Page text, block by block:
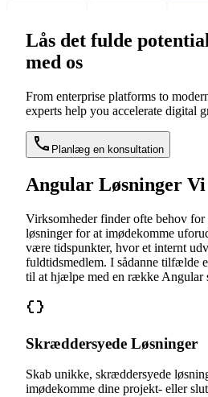
Lås det fulde
med os
From enterprise platforms to
experts help you accelerate digital
Planlæg en konsultation
Angular Løsninger
Virksomheder finder ofte behov
løsninger for at imødekomme
være tidspunkter, hvor et internt
fuldtidsmedlem. I sådanne tilfælde
til at hjælpe med en række Angular
Skræddersyede Løsninger
Skab unikke, skræddersyede
imødekomme dine projekt- eller